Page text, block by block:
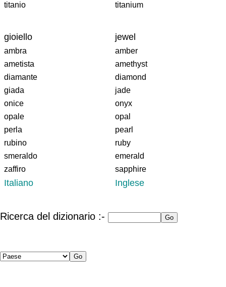
titanio
titanium
gioiello jewel
ambra
amber
ametista
amethyst
diamante
diamond
giada
jade
onice
onyx
opale
opal
perla
pearl
rubino
ruby
smeraldo
emerald
zaffiro
sapphire
Italiano Inglese
Ricerca del dizionario :-